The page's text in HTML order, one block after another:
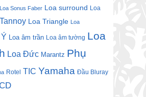
Loa Sonus Faber Loa surround Loa
Loa Triangle Loa
Loa âm trần Loa âm tường Loa
Loa Đức Marantz Phụ
Rotel TIC Yamaha Đầu Bluray